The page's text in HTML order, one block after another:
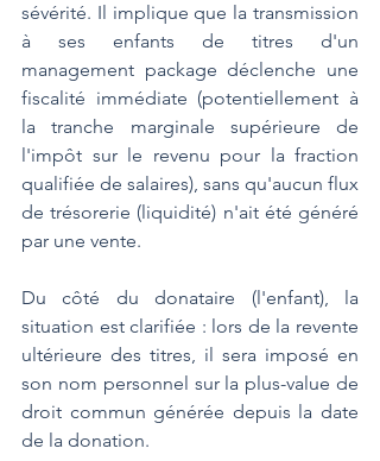
sévérité. Il implique que la transmission
à ses enfants de titres d'un
management package déclenche une
fiscalité immédiate (potentiellement à
la tranche marginale supérieure de
l'impôt sur le revenu pour la fraction
qualifiée de salaires), sans qu'aucun flux
de trésorerie (liquidité) n'ait été généré
par une vente.
Du côté du donataire (l'enfant), la
situation est clarifiée : lors de la revente
ultérieure des titres, il sera imposé en
son nom personnel sur la plus-value de
droit commun générée depuis la date
de la donation.